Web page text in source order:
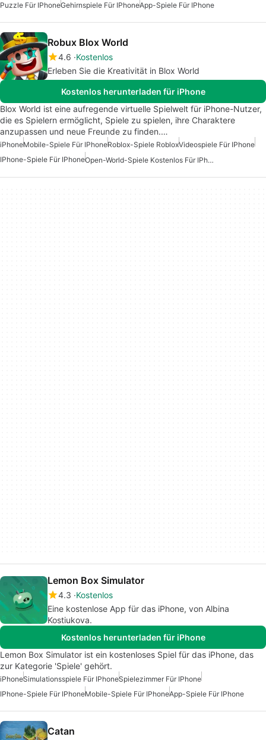
Puzzle Für IPhoneGehirnspiele Für IPhoneApp-Spiele Für IPhone
Robux Blox World
4.6 Kostenlos
Erleben Sie die Kreativität in Blox World
Kostenlos herunterladen für iPhone
Blox World ist eine aufregende virtuelle Spielwelt für iPhone-Nutzer,
die es Spielern ermöglicht, Spiele zu spielen, ihre Charaktere
anzupassen und neue Freunde zu finden.…
iPhoneMobile-Spiele Für IPhoneRoblox-Spiele RobloxVideospiele Für IPhone
IPhone-Spiele Für IPhone
Open-World-Spiele Kostenlos Für IPhone
Lemon Box Simulator
4.3 Kostenlos
Eine kostenlose App für das iPhone, von Albina
Kostiukova.
Kostenlos herunterladen für iPhone
Lemon Box Simulator ist ein kostenloses Spiel für das iPhone, das
zur Kategorie 'Spiele' gehört.
iPhoneSimulationsspiele Für IPhoneSpielezimmer Für IPhone
IPhone-Spiele Für IPhoneMobile-Spiele Für IPhoneApp-Spiele Für IPhone
Catan